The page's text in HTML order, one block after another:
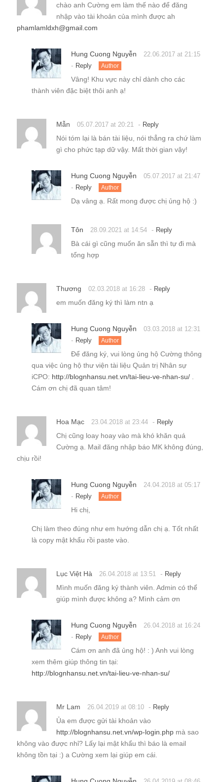
chào anh Cường em làm thế nào để đăng
nhập vào tài khoản của mình được ah
phamlamldxh@gmail.com
Hung Cuong Nguyễn 22.06.2017 at 21:15
- Reply Author
Vâng! Khu vực này chỉ dành cho các
thành viên đặc biệt thôi anh ạ!
Mẫn 05.07.2017 at 20:21 - Reply
Nói tóm lại là bán tài liệu, nói thẳng ra chứ làm
gì cho phức tạp dữ vậy. Mất thời gian vậy!
Hung Cuong Nguyễn 05.07.2017 at 21:47
- Reply Author
Dạ vâng ạ. Rất mong được chị ủng hộ :)
Tôn 28.09.2021 at 14:54 - Reply
Bà cái gì cũng muốn ăn sẵn thì tự đi mà
tổng hợp
Thương 02.03.2018 at 16:28 - Reply
em muốn đăng ký thì làm ntn ạ
Hung Cuong Nguyễn 03.03.2018 at 12:31
- Reply Author
Để đăng ký, vui lòng ủng hộ Cường thông
qua việc ủng hộ thư viện tài liệu Quản trị Nhân sự
iCPO: http://blognhansu.net.vn/tai-lieu-ve-nhan-su/
Cám ơn chị đã quan tâm!
Hoa Mạc 23.04.2018 at 23:44 - Reply
Chị cũng loay hoay vào mà khó khăn quá
Cường ạ. Mail đăng nhập báo MK không đúng,
chịu rồi!
Hung Cuong Nguyễn 24.04.2018 at 05:17
- Reply Author
Hi chị,
Chị làm theo đúng như em hướng dẫn chị ạ. Tốt nhất
là copy mật khẩu rồi paste vào.
Lục Việt Hà 26.04.2018 at 13:51 - Reply
Mình muốn đăng ký thành viên. Admin có thể
giúp mình được không a? Mình cảm ơn
Hung Cuong Nguyễn 26.04.2018 at 16:24
- Reply Author
Cám ơn anh đã ủng hộ! : ) Anh vui lòng
xem thêm giúp thông tin tại:
http://blognhansu.net.vn/tai-lieu-ve-nhan-su/
Mr Lam 26.04.2019 at 08:10 - Reply
Ủa em được gửi tài khoản vào
http://blognhansu.net.vn/wp-login.php mà sao
không vào được nhỉ? Lấy lại mật khẩu thì báo là email
không tồn tại :) a Cường xem lại giúp em cái.